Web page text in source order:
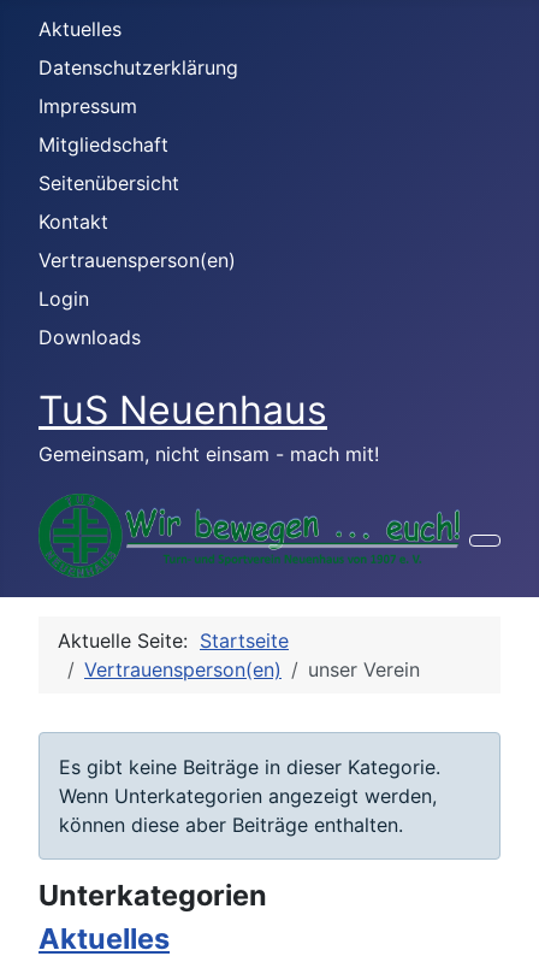
Aktuelles
Datenschutzerklärung
Impressum
Mitgliedschaft
Seitenübersicht
Kontakt
Vertrauensperson(en)
Login
Downloads
TuS Neuenhaus
Gemeinsam, nicht einsam - mach mit!
Aktuelle Seite: Startseite
Vertrauensperson(en)
unser Verein
Information
Es gibt keine Beiträge in dieser Kategorie.
Wenn Unterkategorien angezeigt werden,
können diese aber Beiträge enthalten.
Unterkategorien
Aktuelles